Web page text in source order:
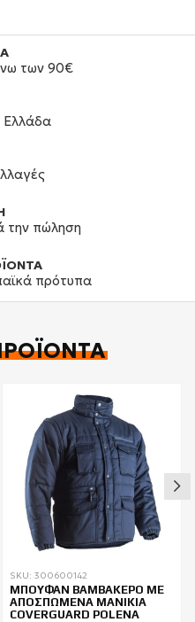
των 90€
Ελλάδα
την πώληση
πρότυπα
SKU: 300600142
ΜΠΟΥΦΑΝ ΒΑΜΒΑΚΕΡΟ ΜΕ
ΑΠΟΣΠΩΜΕΝΑ ΜΑΝΙΚΙΑ
COVERGUARD POLENA